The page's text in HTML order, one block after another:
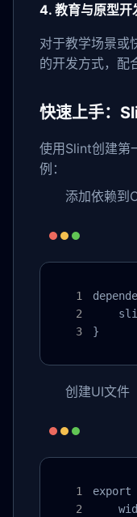
4. 教育与原型开
对于教学场景或
的开发方式，配
快速上手：
使用Slint创建第
例：
添加依赖到
}
创建UI文件
export